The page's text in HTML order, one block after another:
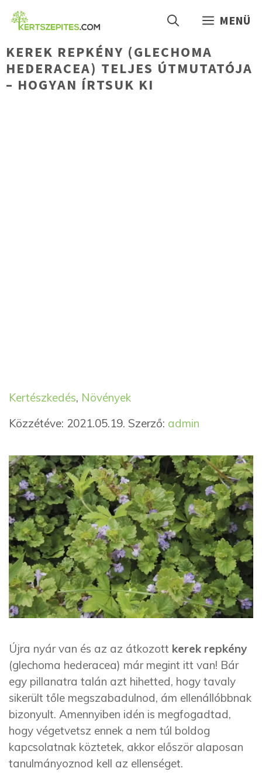
Kilépés
MENÜ
KEREK REPKÉNY (GLECHOMA
HEDERACEA) TELJES ÚTMUTATÓJA
– HOGYAN ÍRTSUK KI
Kategória
Kertészkedés, NövényekCímkék
Közzétéve: 2021.05.19. Szerző: admin
Újra nyár van és az az átkozott kerek repkény
(glechoma hederacea) már megint itt van! Bár
egy pillanatra talán azt hihetted, hogy tavaly
sikerült tőle megszabadulnod, ám ellenállóbbnak
bizonyult. Amennyiben idén is megfogadtad,
hogy végetvetsz ennek a nem túl boldog
kapcsolatnak köztetek, akkor először alaposan
tanulmányoznod kell az ellenséget.